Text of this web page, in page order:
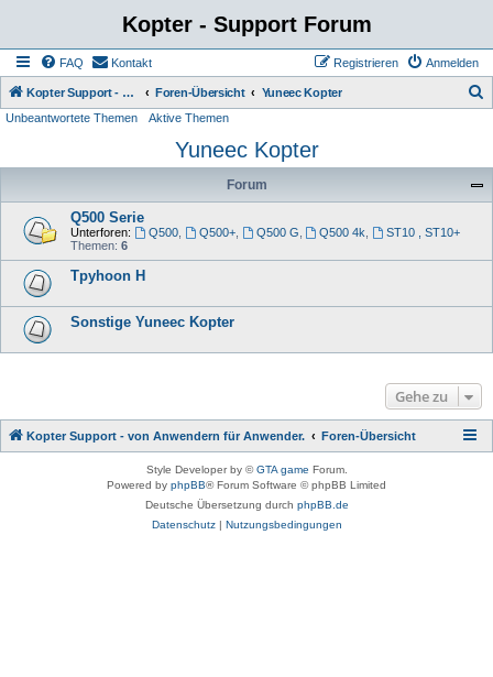
Kopter - Support Forum
FAQ Kontakt Anmelden
Registrieren
Kopter Support - von Anwendern für Anwender. Foren-Übersicht Yuneec Kopter
h
Unbeantwortete Themen Aktive Themen
Yuneec Kopter
Forum
Q500 Serie
Unterforen: Q500, Q500+, Q500 G Q500 4k
ST10 , ST10+
Themen: 6
Tpyhoon H
Sonstige Yuneec Kopter
Gehe zu
Kopter Support - von Anwendern für Anwender. Foren-Übersicht
Style Developer by ©GTA game Forum.
Powered by phpBB® Forum Software © phpBB Limited
Deutsche Übersetzung durch phpBB.de
Datenschutz| Nutzungsbedingungen